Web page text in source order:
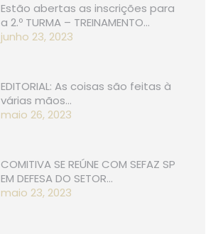
Estão abertas as inscrições para
a 2.º TURMA – TREINAMENTO…
junho 23, 2023
EDITORIAL: As coisas são feitas à
várias mãos…
maio 26, 2023
COMITIVA SE REÚNE COM SEFAZ SP
EM DEFESA DO SETOR…
maio 23, 2023